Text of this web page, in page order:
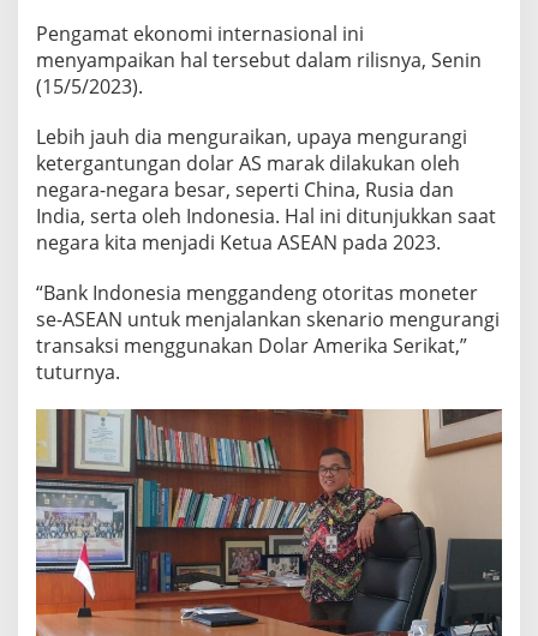
H
Pengamat ekonomi internasional ini
menyampaikan hal tersebut dalam rilisnya, Senin
(15/5/2023).
Lebih jauh dia menguraikan, upaya mengurangi
ketergantungan dolar AS marak dilakukan oleh
negara-negara besar, seperti China, Rusia dan
India, serta oleh Indonesia. Hal ini ditunjukkan saat
negara kita menjadi Ketua ASEAN pada 2023.
“Bank Indonesia menggandeng otoritas moneter
se-ASEAN untuk menjalankan skenario mengurangi
transaksi menggunakan Dolar Amerika Serikat,”
tuturnya.